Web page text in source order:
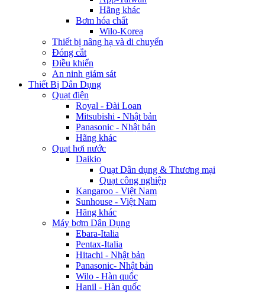
Hãng khác
Bơm hóa chất
Wilo-Korea
Thiết bị nâng hạ và di chuyển
Đóng cắt
Điều khiển
An ninh giám sát
Thiết Bị Dân Dụng
Quạt điện
Royal - Đài Loan
Mitsubishi - Nhật bản
Panasonic - Nhật bản
Hãng khác
Quạt hơi nước
Daikio
Quạt Dân dụng & Thương mại
Quạt công nghiệp
Kangaroo - Việt Nam
Sunhouse - Việt Nam
Hãng khác
Máy bơm Dân Dụng
Ebara-Italia
Pentax-Italia
Hitachi - Nhật bản
Panasonic- Nhật bản
Wilo - Hàn quốc
Hanil - Hàn quốc